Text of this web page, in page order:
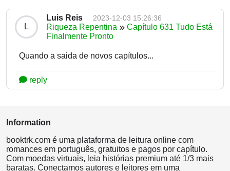
L
Luis Reis 2023-12-03 15:26:36
Riqueza Repentina
Capítulo 631 Tudo Está
Finalmente Pronto
Quando a saida de novos capítulos...
reply
Information
booktrk.com é uma plataforma de leitura online com
romances em português, gratuitos e pagos por capítulo.
Com moedas virtuais, leia histórias premium até 1/3 mais
baratas. Conectamos autores e leitores em uma